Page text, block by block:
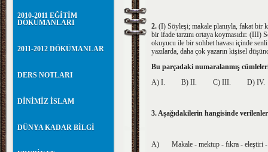
2010-2011 EĞİTİM
DÖKÜMANLARI
2011-2012 DÖKÜMANLAR
DERS NOTLARI
DİNİMİZ İSLAM
DÜNYA KADAR BİLGİ
2. (I) Söyleşi; makale planıyla, fakat bir
bir ifade tarzını ortaya koymasıdır. (III)
okuyucu ile bir sohbet havası içinde
yazılarda, daha çok yazarın kişisel
Bu parçadaki numaralanmış
A) I. B) II. C) III. D)
3. Aşağıdakilerin hangisinde
A)
Makale - mektup - fıkra - eleştiri